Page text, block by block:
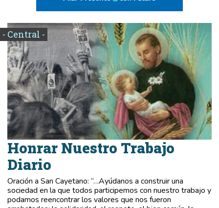
- Central -
Honrar Nuestro Trabajo
Diario
Oración a San Cayetano: “…Ayúdanos a construir una
sociedad en la que todos participemos con nuestro trabajo y
podamos reencontrar los valores que nos fueron